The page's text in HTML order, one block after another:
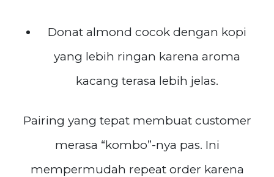
Donat almond cocok dengan kopi
yang lebih ringan karena aroma
kacang terasa lebih jelas.
Pairing yang tepat membuat customer
merasa “kombo”-nya pas. Ini
mempermudah repeat order karena